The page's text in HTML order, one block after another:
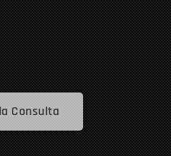
Consulta